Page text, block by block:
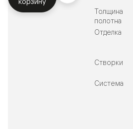
Толщина
полотна
Отделка
Створки
Система